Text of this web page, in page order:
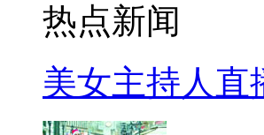
热点新闻
美女主持人直